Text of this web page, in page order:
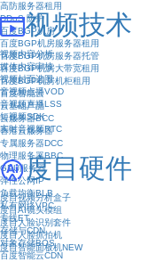
视频技术
视频内容分析
媒体内容审核
视频封面选图
音视频点播VOD
音视频直播LSS
短视频SDK
实时音视频RTC
度目硬件
度目视频分析盒子
度目AI镜头模组
度目人脸识别套件
度目人脸抓拍机
度目智能面板机NEW
高防服务器租用
DDoS 防护
百度BGP机房
百度BGP机房服务器租用
百度BGP机房服务器托管
百度BGP机房大带宽租用
百度BGP机房机柜租用
百度智能云
云基础产品
云服务器BCC
香港云服务器
专属服务器DCC
物理服务器BBC
GPU服务器
弹性公网IP
负载均衡BLB
私有网络VPC
专线ET
存储与CDN
对象存储BOS
百度智能云CDN